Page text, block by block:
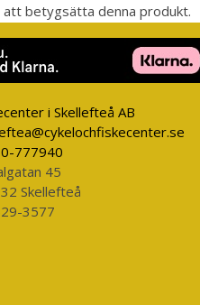
betygsätta denna produkt.
i Skellefteå AB
777940
45
Skellefteå
3577